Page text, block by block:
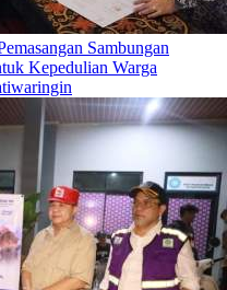
Sambungan
Kepedulian Warga